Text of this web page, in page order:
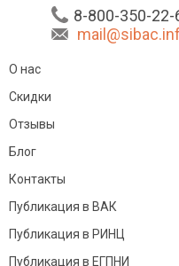
8-800-350-22-
О нас
Скидки
Отзывы
Блог
Контакты
Публикация в ВАК
Публикация в РИНЦ
Публикация в ЕГПНИ